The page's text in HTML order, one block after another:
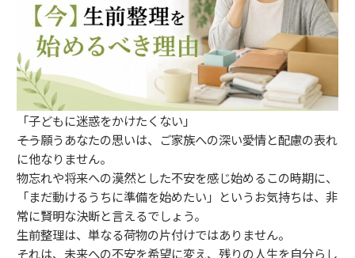
「子どもに迷惑をかけたくない」
――そう願うあなたの思いは、ご家族への深い愛情と配慮の表れ
に他なりません。
物忘れや将来への漠然とした不安を感じ始めるこの時期に、
「まだ動けるうちに準備を始めたい」というお気持ちは、非
常に賢明な決断と言えるでしょう。
生前整理は、単なる荷物の片付けではありません。
それは、未来への不安を希望に変え、残りの人生を自分らし